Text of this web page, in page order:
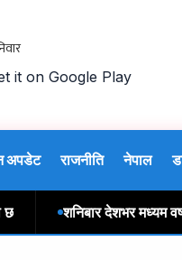
अपडेट राजनीति नेपाल
शनिबार देशभर मध्यम वर्षाको